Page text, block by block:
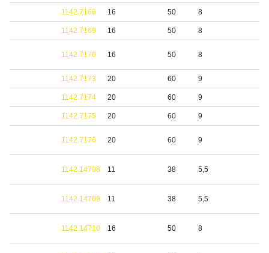
1142.7166 16 50 8
1142.7169 16 50 8
1142.7170 16 50 8
1142.7173 20 60 9
1142.7174 20 60 9
1142.7175 20 60 9
1142.7176 20 60 9
1142.14708 11 38 5,5
1142.14709 11 38 5,5
1142.14710 16 50 8